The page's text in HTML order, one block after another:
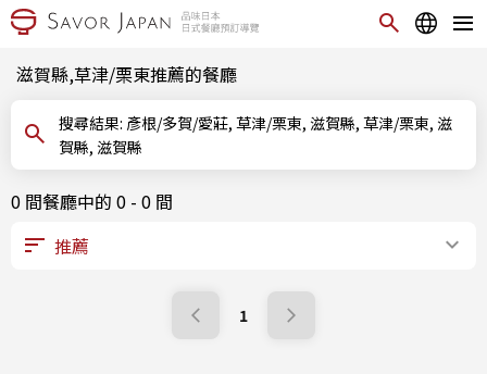
滋賀縣,草津/栗東推薦的餐廳
搜尋結果: 彥根/多賀/愛莊, 草津/栗東, 滋賀縣, 草津/栗東, 滋
賀縣, 滋賀縣
0 間餐廳中的 0 - 0 間
1